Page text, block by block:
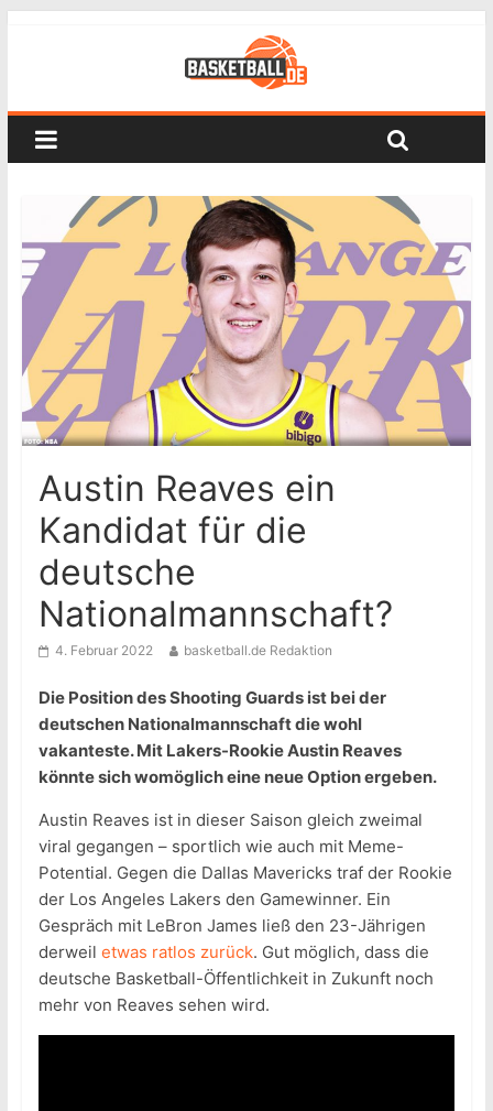
Austin Reaves ein
Kandidat für die
deutsche
Nationalmannschaft?
4. Februar 2022 basketball.de Redaktion
Die Position des Shooting Guards ist bei der
deutschen Nationalmannschaft die wohl
vakanteste. Mit Lakers-Rookie Austin Reaves
könnte sich womöglich eine neue Option ergeben.
Austin Reaves ist in dieser Saison gleich zweimal
viral gegangen – sportlich wie auch mit Meme-
Potential. Gegen die Dallas Mavericks traf der Rookie
der Los Angeles Lakers den Gamewinner. Ein
Gespräch mit LeBron James ließ den 23-Jährigen
derweil etwas ratlos zurück. Gut möglich, dass die
deutsche Basketball-Öffentlichkeit in Zukunft noch
mehr von Reaves sehen wird.